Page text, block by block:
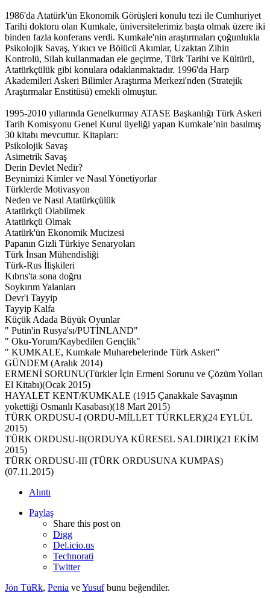
1986'da Atatürk'ün Ekonomik Görüşleri konulu tezi ile Cumhuriyet
Tarihi doktoru olan Kumkale, üniversitelerimiz başta olmak üzere iki
binden fazla konferans verdi. Kumkale'nin araştırmaları çoğunlukla
Psikolojik Savaş, Yıkıcı ve Bölücü Akımlar, Uzaktan Zihin
Kontrolü, Silah kullanmadan ele geçirme, Türk Tarihi ve Kültürü,
Atatürkçülük gibi konulara odaklanmaktadır. 1996'da Harp
Akademileri Askeri Bilimler Araştırma Merkezi'nden (Stratejik
Araştırmalar Enstitüsü) emekli olmuştur.
1995-2010 yıllarında Genelkurmay ATASE Başkanlığı Türk Askeri
Tarih Komisyonu Genel Kurul üyeliği yapan Kumkale’nin basılmış
30 kitabı mevcuttur. Kitapları:
Psikolojik Savaş
Asimetrik Savaş
Derin Devlet Nedir?
Beynimizi Kimler ve Nasıl Yönetiyorlar
Türklerde Motivasyon
Neden ve Nasıl Atatürkçülük
Atatürkçü Olabilmek
Atatürkçü Olmak
Atatürk'ün Ekonomik Mucizesi
Papanın Gizli Türkiye Senaryoları
Türk İnsan Mühendisliği
Türk-Rus İlişkileri
Kıbrıs'ta sona doğru
Soykırım Yalanları
Devr'i Tayyip
Tayyip Kalfa
Küçük Adada Büyük Oyunlar
" Putin'in Rusya'sı/PUTİNLAND"
" Oku-Yorum/Kaybedilen Gençlik"
" KUMKALE, Kumkale Muharebelerinde Türk Askeri"
GÜNDEM (Aralık 2014)
ERMENİ SORUNU(Türkler İçin Ermeni Sorunu ve Çözüm Yolları
El Kitabı)(Ocak 2015)
HAYALET KENT/KUMKALE (1915 Çanakkale Savaşının
yokettiği Osmanlı Kasabası)(18 Mart 2015)
TÜRK ORDUSU-I (ORDU-MİLLET TÜRKLER)(24 EYLÜL
2015)
TÜRK ORDUSU-II(ORDUYA KÜRESEL SALDIRI)(21 EKİM
2015)
TÜRK ORDUSU-III (TÜRK ORDUSUNA KUMPAS)
(07.11.2015)
Alıntı
Paylaş
Share this post on
Digg
Del.icio.us
Technorati
Twitter
Jön TüRk, Penia veYusufbunu beğendiler.